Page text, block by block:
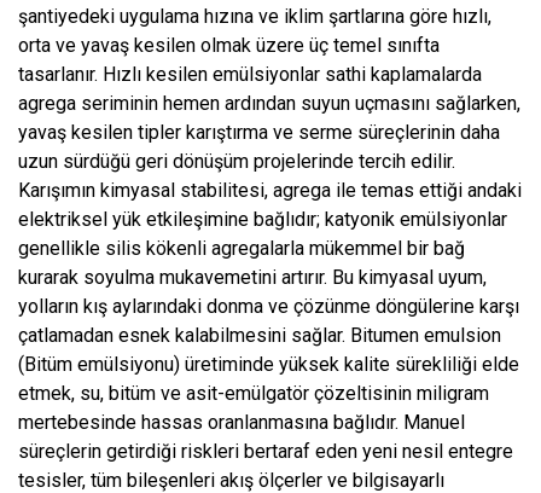
şantiyedeki uygulama hızına ve iklim şartlarına göre hızlı,
orta ve yavaş kesilen olmak üzere üç temel sınıfta
tasarlanır. Hızlı kesilen emülsiyonlar sathi kaplamalarda
agrega seriminin hemen ardından suyun uçmasını sağlarken,
yavaş kesilen tipler karıştırma ve serme süreçlerinin daha
uzun sürdüğü geri dönüşüm projelerinde tercih edilir.
Karışımın kimyasal stabilitesi, agrega ile temas ettiği andaki
elektriksel yük etkileşimine bağlıdır; katyonik emülsiyonlar
genellikle silis kökenli agregalarla mükemmel bir bağ
kurarak soyulma mukavemetini artırır. Bu kimyasal uyum,
yolların kış aylarındaki donma ve çözünme döngülerine karşı
çatlamadan esnek kalabilmesini sağlar. Bitumen emulsion
(Bitüm emülsiyonu) üretiminde yüksek kalite sürekliliği elde
etmek, su, bitüm ve asit-emülgatör çözeltisinin miligram
mertebesinde hassas oranlanmasına bağlıdır. Manuel
süreçlerin getirdiği riskleri bertaraf eden yeni nesil entegre
tesisler, tüm bileşenleri akış ölçerler ve bilgisayarlı